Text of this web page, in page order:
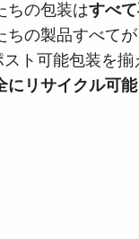
ちの包装はすべ
ちの製品すべて
ト可能包装を揃
にリサイクル可